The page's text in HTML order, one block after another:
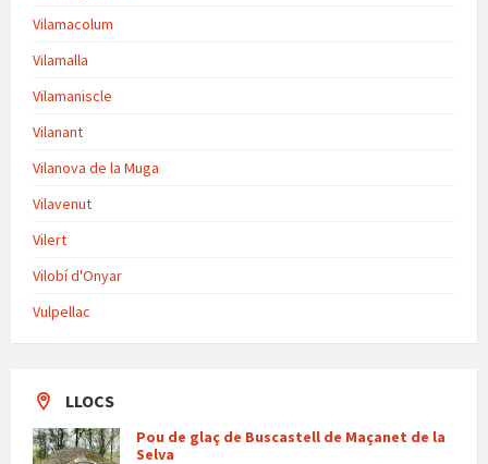
Vilamacolum
Vilamalla
Vilamaniscle
Vilanant
Vilanova de la Muga
Vilavenut
Vilert
Vilobí d'Onyar
Vulpellac
LLOCS
Pou de glaç de Buscastell de Maçanet de la
Selva